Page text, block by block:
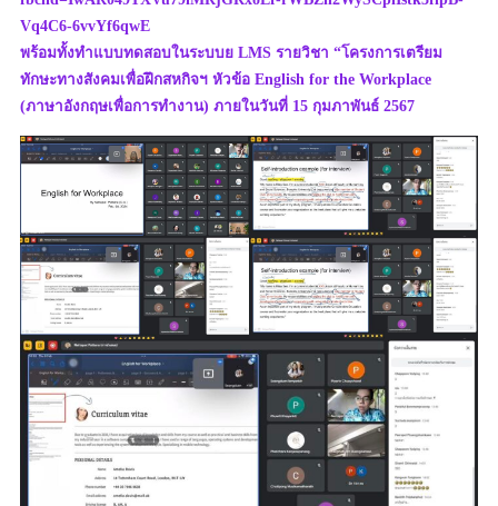
Vq4C6-6vvYf6qwE
พร้อมทั้งทำแบบทดสอบในระบบย LMS รายวิชา “โครงการเตรียม
ทักษะทางสังคมเพื่อฝึกสหกิจฯ หัวข้อ English for the Workplace
(ภาษาอังกฤษเพื่อการทำงาน) ภายในวันที่ 15 กุมภาพันธ์ 2567